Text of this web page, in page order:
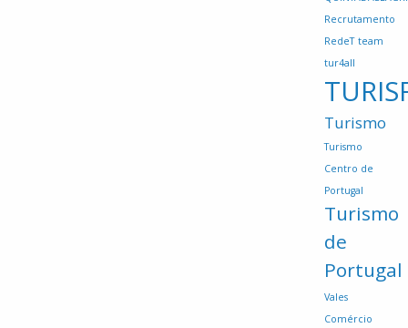
Recrutamento
RedeT team
tur4all
Turismo
Turismo
Centro de
Portugal
Turismo
de
Portugal
Vales
Comércio